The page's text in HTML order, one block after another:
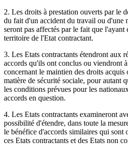
2. Les droits à prestation ouverts par le
du fait d'un accident du travail ou d'une
seront pas affectés par le fait que l'ayant
territoire de l'Etat contractant.
3. Les Etats contractants étendront aux
accords qu'ils ont conclus ou viendront
concernant le maintien des droits
matière de sécurité sociale, pour autant
les conditions prévues pour les
accords en question.
4. Les Etats contractants examineront
possibilité d'étendre, dans toute la
le bénéfice d'accords similaires qui sont
ces Etats contractants et des Etats non